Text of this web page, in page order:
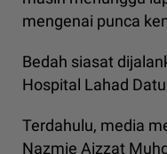
mengenai punca
Bedah siasat
Hospital Lahad
Terdahulu, media
Nazmie Aizzat